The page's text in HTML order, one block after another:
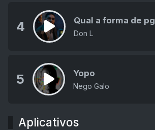
4 Qual a forma de pg
Don L
5 Yopo
Nego Galo
Aplicativos